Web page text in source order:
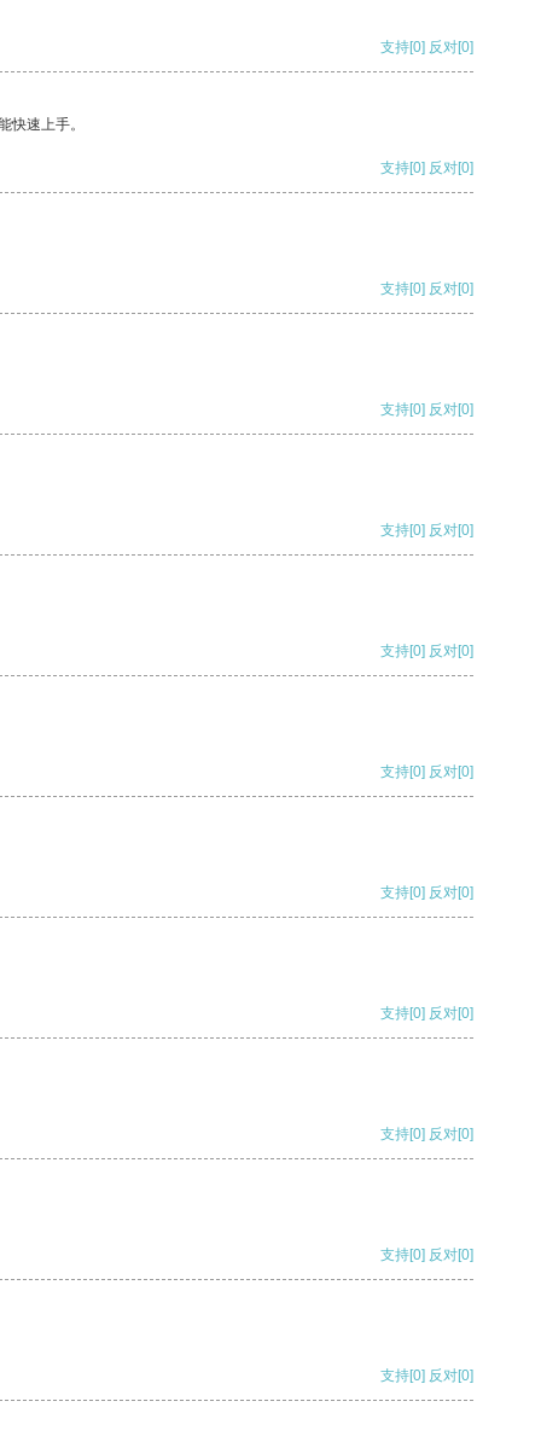
支持[0] 反对[0]
快速上手。
支持[0] 反对[0]
支持[0] 反对[0]
支持[0] 反对[0]
支持[0] 反对[0]
支持[0] 反对[0]
支持[0] 反对[0]
支持[0] 反对[0]
支持[0] 反对[0]
支持[0] 反对[0]
支持[0] 反对[0]
支持[0] 反对[0]